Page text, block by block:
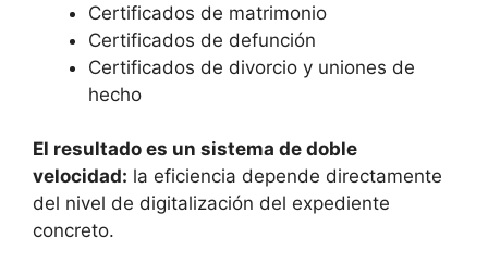
Certificados de matrimonio
Certificados de defunción
Certificados de divorcio y uniones de
hecho
El resultado es un sistema de doble
velocidad: la eficiencia depende directamente
del nivel de digitalización del expediente
concreto.